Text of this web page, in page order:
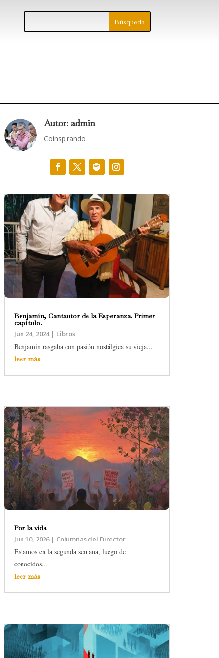
Autor: admin
Coinspirando
Benjamín, Cantautor de la Esperanza. Primer
capítulo.
Jun 24, 2024| Libros
Benjamín rasgaba con pasión nostálgica su vieja...
leer más
Por la vida
Jun 10, 2026| Columnas del Director
Estamos en la segunda semana, luego de
conocidos...
leer más